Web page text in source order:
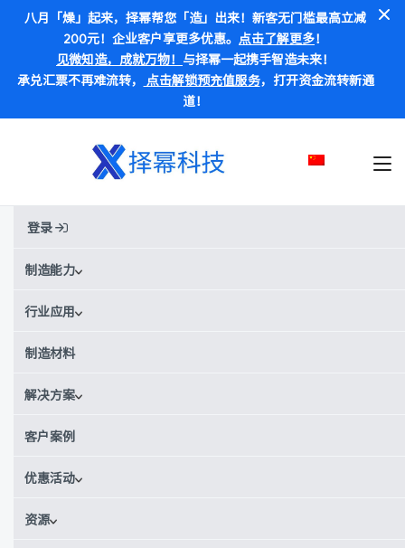
八月「燥」起来，择幂帮您「造」出来！新客无门槛最高立减
200元！企业客户享更多优惠。 点击了解更多！
见微知造，成就万物！ 与择幂一起携手智造未来！
承兑汇票不再难流转， 点击解锁预充值服务，打开资金流转新通
道！
登录
制造能力
行业应用
制造材料
解决方案
客户案例
优惠活动
资源
首页材料PA6 GB-SLS
PA6 GB-SLS
别称:尼龙6+玻璃微珠 / PA6GB
价格范围：
获得实时报价